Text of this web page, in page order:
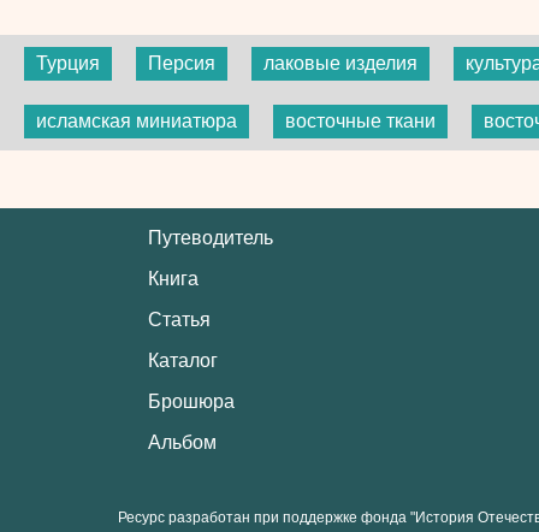
Турция Персия лаковые изделия
исламская миниатюра восточные ткани
Путеводитель
Книга
Статья
Каталог
Брошюра
Альбом
Ресурс разработан при поддержке фонда "История